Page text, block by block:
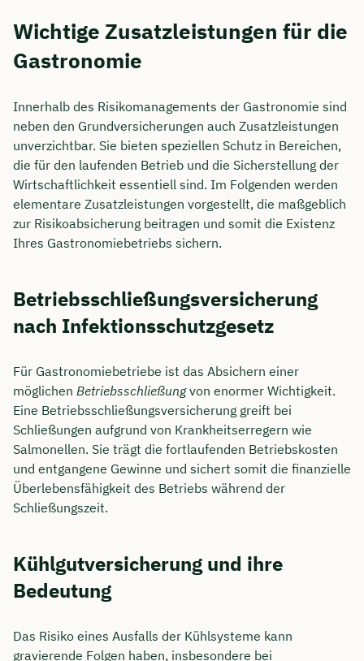
Wichtige Zusatzleistungen für die
Gastronomie
Innerhalb des Risikomanagements der Gastronomie sind
neben den Grundversicherungen auch Zusatzleistungen
unverzichtbar. Sie bieten speziellen Schutz in Bereichen,
die für den laufenden Betrieb und die Sicherstellung der
Wirtschaftlichkeit essentiell sind. Im Folgenden werden
elementare Zusatzleistungen vorgestellt, die maßgeblich
zur Risikoabsicherung beitragen und somit die Existenz
Ihres Gastronomiebetriebs sichern.
Betriebsschließungsversicherung
nach Infektionsschutzgesetz
Für Gastronomiebetriebe ist das Absichern einer
möglichen Betriebsschließungvon enormer Wichtigkeit.
Eine Betriebsschließungsversicherung greift bei
Schließungen aufgrund von Krankheitserregern wie
Salmonellen. Sie trägt die fortlaufenden Betriebskosten
und entgangene Gewinne und sichert somit die finanzielle
Überlebensfähigkeit des Betriebs während der
Schließungszeit.
Kühlgutversicherung und ihre
Bedeutung
Das Risiko eines Ausfalls der Kühlsysteme kann
gravierende Folgen haben, insbesondere bei